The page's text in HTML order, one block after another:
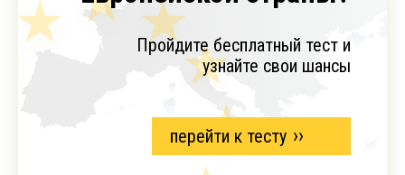
Пройдите бесплатный тест и
узнайте свои шансы
перейти к тесту